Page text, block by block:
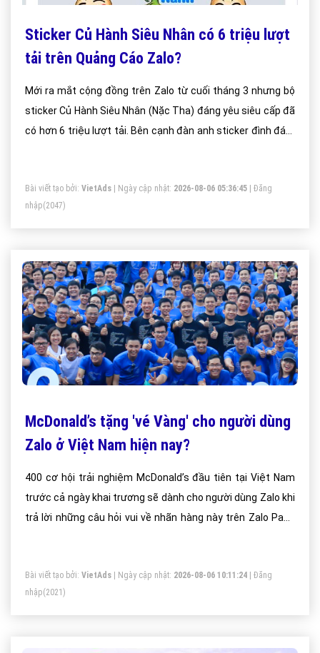
Sticker Củ Hành Siêu Nhân có 6 triệu lượt
tải trên Quảng Cáo Zalo?
Mới ra mắt cộng đồng trên Zalo từ cuối tháng 3 nhưng bộ
sticker Củ Hành Siêu Nhân (Nặc Tha) đáng yêu siêu cấp đã
có hơn 6 triệu lượt tải. Bên cạnh đàn anh sticker đình đám
Bài viết tạo bởi: VietAds | Ngày cập nhật: 2026-08-06 05:36:45
Đăng
nhập(2047)
McDonald’s tặng 'vé Vàng' cho người dùng
Zalo ở Việt Nam hiện nay?
400 cơ hội trải nghiệm McDonald’s đầu tiên tại Việt Nam
trước cả ngày khai trương sẽ dành cho người dùng Zalo khi
trả lời những câu hỏi vui về nhãn hàng này trên Zalo Page
Bài viết tạo bởi: VietAds | Ngày cập nhật: 2026-08-06 10:11:24
Đăng
nhập(2021)